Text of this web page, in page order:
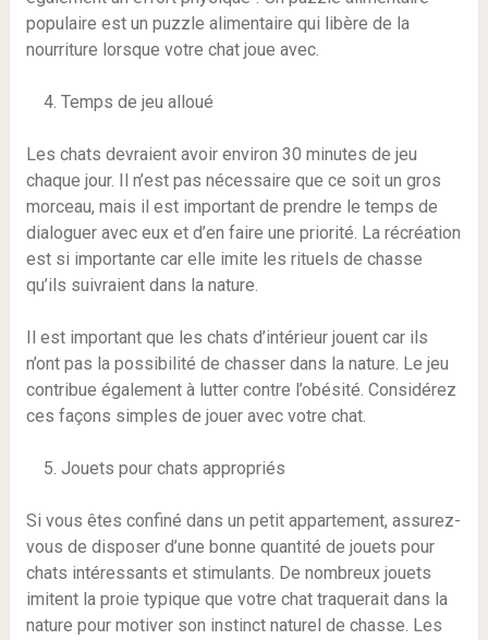
populaire est un puzzle alimentaire qui libère de la
nourriture lorsque votre chat joue avec.
Temps de jeu alloué
Les chats devraient avoir environ 30 minutes de jeu
chaque jour. Il n’est pas nécessaire que ce soit un gros
morceau, mais il est important de prendre le temps de
dialoguer avec eux et d’en faire une priorité. La récréation
est si importante car elle imite les rituels de chasse
qu’ils suivraient dans la nature.
Il est important que les chats d’intérieur jouent car ils
n’ont pas la possibilité de chasser dans la nature. Le jeu
contribue également à lutter contre l’obésité. Considérez
ces façons simples de jouer avec votre chat.
Jouets pour chats appropriés
Si vous êtes confiné dans un petit appartement, assurez-
vous de disposer d’une bonne quantité de jouets pour
chats intéressants et stimulants. De nombreux jouets
imitent la proie typique que votre chat traquerait dans la
nature pour motiver son instinct naturel de chasse. Les